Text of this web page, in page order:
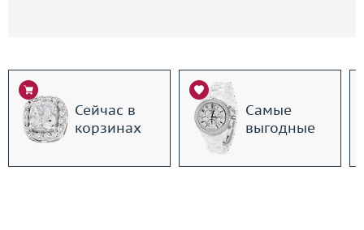
Сейчас в
корзинах
Самые
выгодные